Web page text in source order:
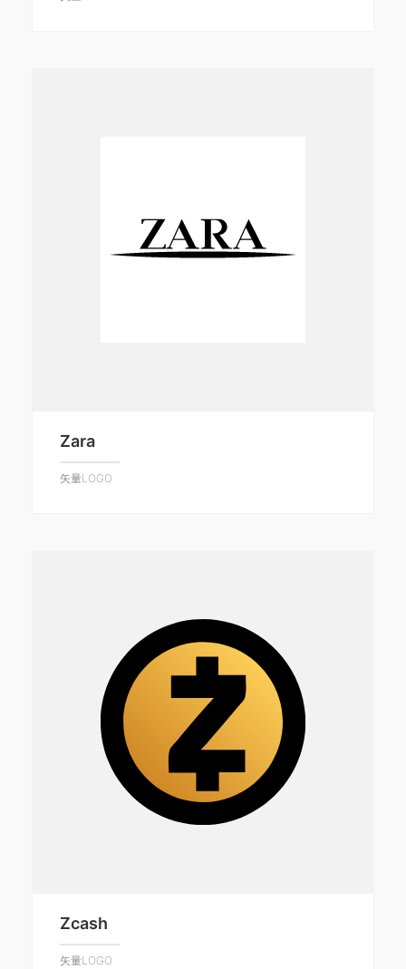
Zara
矢量LOGO
Zcash
矢量LOGO